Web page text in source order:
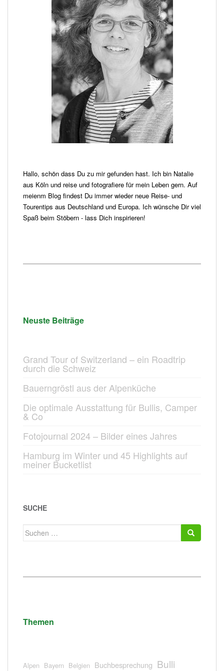
Hallo, schön dass Du zu mir gefunden hast. Ich bin Natalie
aus Köln und reise und fotografiere für mein Leben gern. Auf
meienm Blog findest Du immer wieder neue Reise- und
Tourentips aus Deutschland und Europa. Ich wünsche Dir viel
Spaß beim Stöbern - lass Dich inspirieren!
Neuste Beiträge
Grand Tour of Switzerland – ein Roadtrip
durch die Schweiz
Bauerngröstl aus der Alpenküche
Die optimale Ausstattung für Bullis, Camper
& Co
Fotojournal 2024 – Bilder eines Jahres
Hamburg im Winter und 45 Highlights auf
meiner Bucketlist
SUCHE
Suchen
Themen
Alpen Bayern Belgien Buchbesprechung Bulli